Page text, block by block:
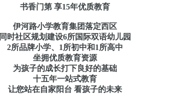
书香门第 享15年优质教育
伊河路小学教育集团落定西区
同时社区规划建设6所国际双语幼儿园
2所品牌小学、1所初中和1所高中
坐拥优质教育资源
为孩子的成长打下良好的基础
十五年一站式教育
让您站在自家阳台 看孩子的未来